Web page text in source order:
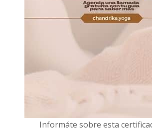
Informáte sobre esta